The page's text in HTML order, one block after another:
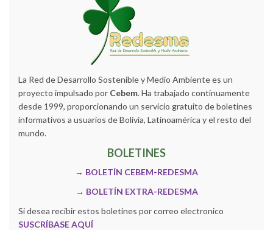
La Red de Desarrollo Sostenible y Medio Ambiente es un
proyecto impulsado por Cebem. Ha trabajado continuamente
desde 1999, proporcionando un servicio gratuito de boletines
informativos a usuarios de Bolivia, Latinoamérica y el resto del
mundo.
BOLETINES
→ BOLETÍN CEBEM-REDESMA
→ BOLETÍN EXTRA-REDESMA
Si desea recibir estos boletines por correo electronico
SUSCRÍBASE AQUÍ